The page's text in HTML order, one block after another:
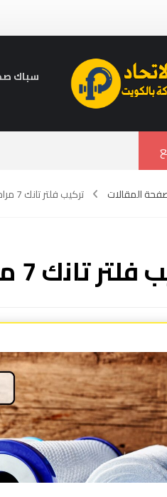
سباك صحي في
المقالات تركيب فلتر تانك 7 مراحل
تانك 7 مراحل